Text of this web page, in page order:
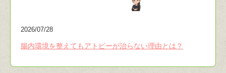
2026/07/28
腸内環境を整えてもアトピーが治らない理由とは？